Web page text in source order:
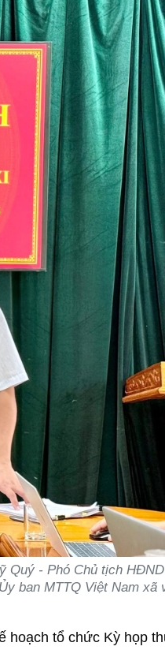
Quý - Phó Chủ tịch
ban MTTQ Việt Nam xã
hoạch tổ chức Kỳ họp